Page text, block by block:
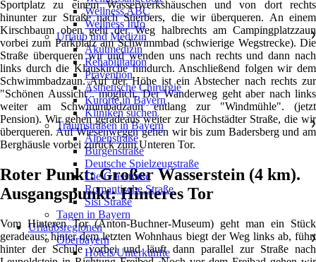
Sportplatz zu einem Wasserwerkshäuschen und von dort rechts
hinunter zur Straße nach Stierbers, die wir überqueren. An einem
Kirschbaum oben geht der Weg halbrechts am Campingplatzzaun
vorbei zum Parkplatz am Schwimmbad (schwierige Wegstrecke). Die
Straße überqueren wir und wenden uns nach rechts und dann nach
links durch die Klauskirche hindurch. Anschließend folgen wir dem
Schwimmbadzaun. Auf der Höhe ist ein Abstecher nach rechts zur
"Schönen Aussicht". möglich. Der Wanderweg geht aber nach links
weiter am Schwimmbadzaun entlang zur "Windmühle". (jetzt
Pension). Wir gehen geradeaus weiter zur Höchstädter Straße, die wir
überqueren. Auf Wiesenwegen gehen wir bis zum Badersberg und am
Berghäusle vorbei zurück zum Unteren Tor.
Roter Punkt: Großer Wasserstein (4 km).
Ausgangspunkt: Hinteres Tor
Vom Hinteren Tor (Anton-Buchner-Museum) geht man ein Stück
geradeaus; hinter dem letzten Wohnhaus biegt der Weg links ab, führt
hinter der Schule vorbei und läuft dann parallel zur Straße nach
Wellness ABC
Wellness Info
Urlaub und Medizin
❯
Akutmedizin
Rehabilitation
Prävention
Ästhetische Chirurgie
Kurorte in Bayern
Kliniken suchen
Traumstraßen in Bayern
❯
Alpenstraße
Burgenstraße
Deutsche Spielzeugstraße
Die Glasstraße
Romantische Straße
Sisi Straße
Tagen in Bayern
Urlaubsregionen
Oberbayern
❯
Hotels/Unterkünfte